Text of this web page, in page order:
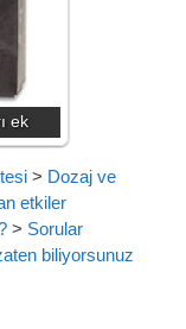
ek
> Dozaj ve
etkiler
> Sorular
biliyorsunuz